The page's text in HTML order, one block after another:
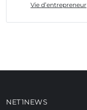
Vie d’entrepreneur
NET1NEWS